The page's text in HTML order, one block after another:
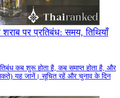
पर प्रतिबंध: समय, तिथियाँ
कब शुरू होता है, कब समाप्त होता है, और
यह जानें। सूचित रहें और चुनाव के दिन